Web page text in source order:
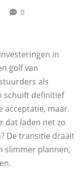
0
in
golf van
als
schuift definitief
acceptatie, maar
dat laden net zo
De transitie draait
slimmer plannen,